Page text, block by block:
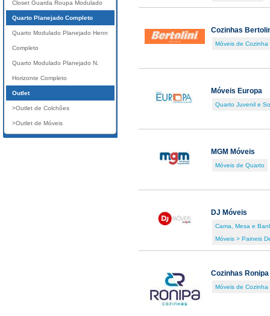
Cozinhas
Móveis de Cozinha
Móveis Europa
Quarto Juvenil e
MGM Móveis
Móveis de Quarto
DJ Móveis
Cama, Mesa e
Móveis > Paineis
Cozinhas Ronipa
Móveis de Cozinha
Closet Guarda Roupa Modulado
Quarto Planejado Completo
Quarto Modulado Planejado Henn
Completo
Quarto Modulado Planejado N.
Horizonte Completo
Outlet
>Outlet de Colchões
>Outlet de Móveis